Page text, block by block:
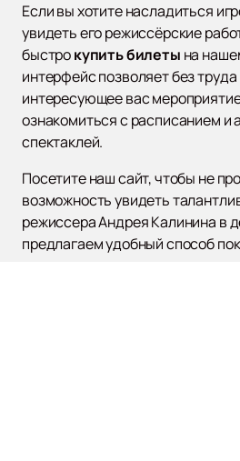
Если вы хотите насладиться
увидеть его режиссёрские
быстрокупить билеты на
интерфейс позволяет без
интересующее вас
ознакомиться с расписанием
спектаклей.
Посетите наш сайт, чтобы не
возможность увидеть
режиссера Андрея Калинина в
предлагаем удобный способ